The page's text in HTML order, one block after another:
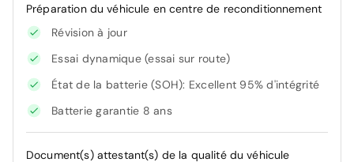
Préparation du véhicule en centre de reconditionnement
Révision à jour
Essai dynamique (essai sur route)
État de la batterie (SOH): Excellent 95% d'intégrité
Batterie garantie 8 ans
Document(s) attestant(s) de la qualité du véhicule